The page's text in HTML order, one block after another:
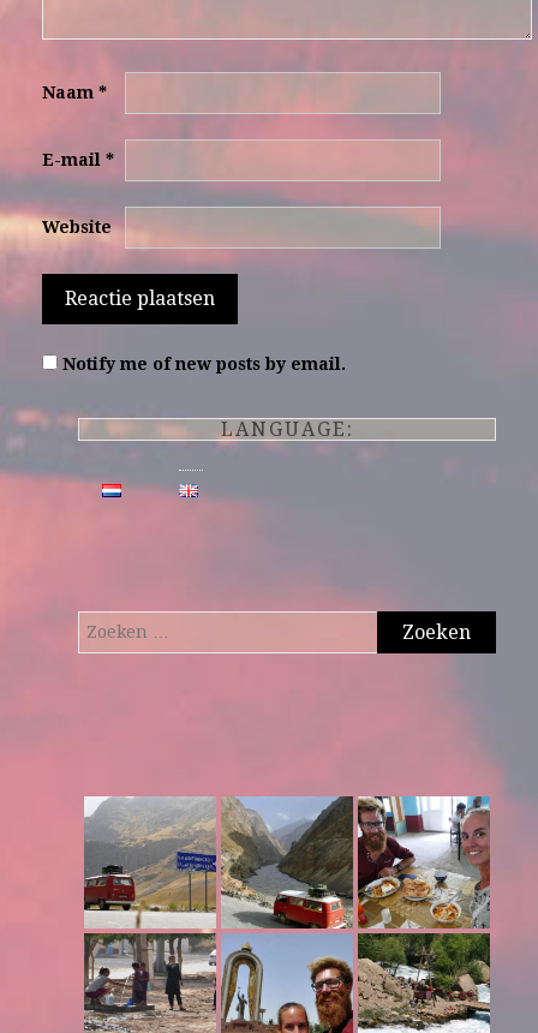
Naam *
E-mail *
Website
Notify me of new posts by email.
LANGUAGE:
Zoeken